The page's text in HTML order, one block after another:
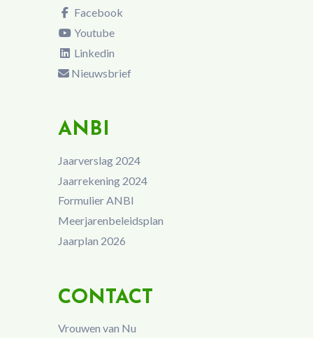
Facebook
Youtube
Linkedin
Nieuwsbrief
ANBI
Jaarverslag 2024
Jaarrekening 2024
Formulier ANBI
Meerjarenbeleidsplan
Jaarplan 2026
CONTACT
Vrouwen van Nu